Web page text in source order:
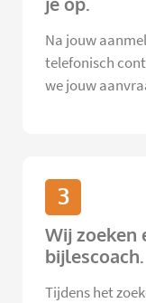
Na jouw
telefonisch
we jouw
3
Wij zoeken
bijlescoach.
Tijdens het